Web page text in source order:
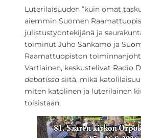
Luterilaisuuden ”kuin omat
aiemmin Suomen
julistustyöntekijänä ja
toiminut Juho Sankamo ja
Raamattuopiston
Vartiainen, keskustelivat Radio
debatissa siitä, mikä
miten katolinen ja luterilainen
toisistaan.